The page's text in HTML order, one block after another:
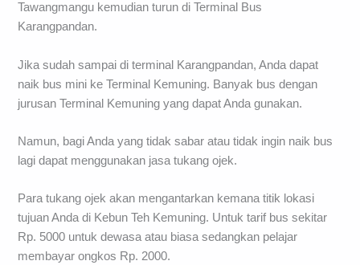
Tawangmangu kemudian turun di Terminal Bus
Karangpandan.
Jika sudah sampai di terminal Karangpandan, Anda dapat
naik bus mini ke Terminal Kemuning. Banyak bus dengan
jurusan Terminal Kemuning yang dapat Anda gunakan.
Namun, bagi Anda yang tidak sabar atau tidak ingin naik bus
lagi dapat menggunakan jasa tukang ojek.
Para tukang ojek akan mengantarkan kemana titik lokasi
tujuan Anda di Kebun Teh Kemuning. Untuk tarif bus sekitar
Rp. 5000 untuk dewasa atau biasa sedangkan pelajar
membayar ongkos Rp. 2000.